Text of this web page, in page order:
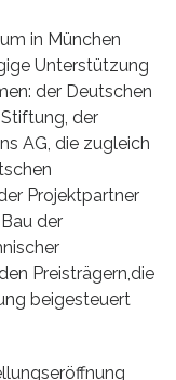
in München
Unterstützung
der Deutschen
der
AG, die zugleich
Projektpartner
der
Preisträgern,die
beigesteuert